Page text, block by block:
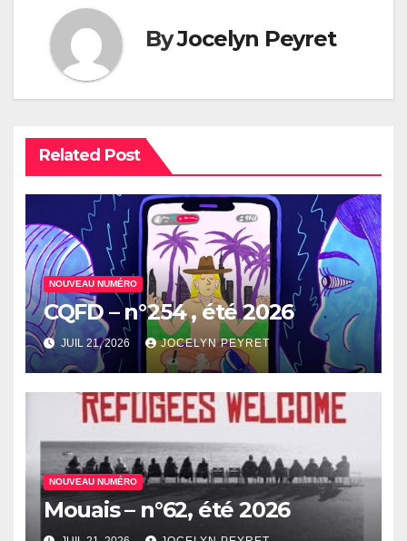
ByJocelyn Peyret
Related Post
NOUVEAU NUMÉRO
CQFD – n°254 , été 2026
JUIL 21, 2026 JOCELYN PEYRET
NOUVEAU NUMÉRO
Mouais – n°62, été 2026